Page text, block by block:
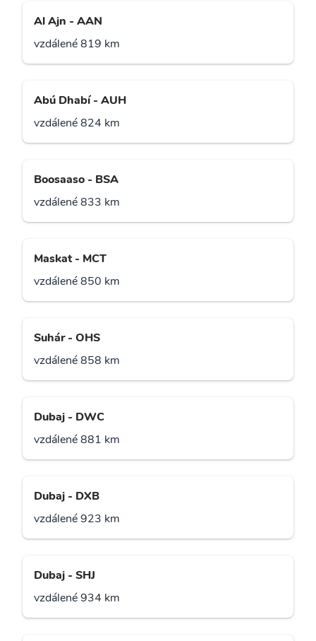
Al Ajn - AAN
vzdálené 819 km
Abú Dhabí - AUH
vzdálené 824 km
Boosaaso - BSA
vzdálené 833 km
Maskat - MCT
vzdálené 850 km
Suhár - OHS
vzdálené 858 km
Dubaj - DWC
vzdálené 881 km
Dubaj - DXB
vzdálené 923 km
Dubaj - SHJ
vzdálené 934 km